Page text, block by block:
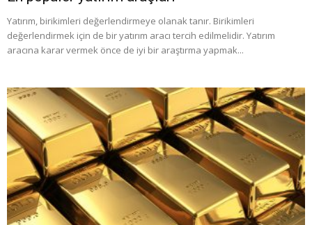
Yatırım, birikimleri değerlendirmeye olanak tanır. Birikimleri
değerlendirmek için de bir yatırım aracı tercih edilmelidir. Yatırım
aracına karar vermek önce de iyi bir araştırma yapmak...